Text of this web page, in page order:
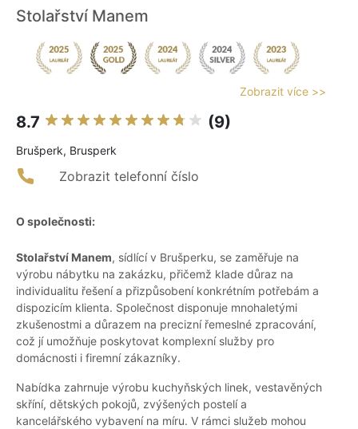
Stolařství Manem
Zobrazit více >>
8.7 (9)
Brušperk, Brusperk
Zobrazit telefonní číslo
O společnosti:
Stolařství Manem, sídlící v Brušperku, se zaměřuje na
výrobu nábytku na zakázku, přičemž klade důraz na
individualitu řešení a přizpůsobení konkrétním potřebám a
dispozicím klienta. Společnost disponuje mnohaletými
zkušenostmi a důrazem na precizní řemeslné zpracování,
což jí umožňuje poskytovat komplexní služby pro
domácnosti i firemní zákazníky.
Nabídka zahrnuje výrobu kuchyňských linek, vestavěných
skříní, dětských pokojů, zvýšených postelí a
kancelářského vybavení na míru. V rámci služeb mohou